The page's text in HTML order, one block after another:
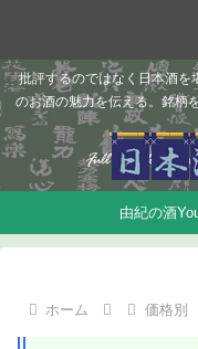
批評するのではなく日本酒を
のお酒の魅力を伝える。銘柄
由紀の酒
ホーム 価格別